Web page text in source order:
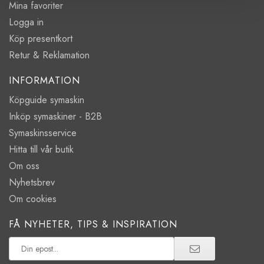
Mina favoriter
Logga in
Köp presentkort
Retur & Reklamation
INFORMATION
Köpguide symaskin
Inköp symaskiner - B2B
Symaskinsservice
Hitta till vår butik
Om oss
Nyhetsbrev
Om cookies
FÅ NYHETER, TIPS & INSPIRATION